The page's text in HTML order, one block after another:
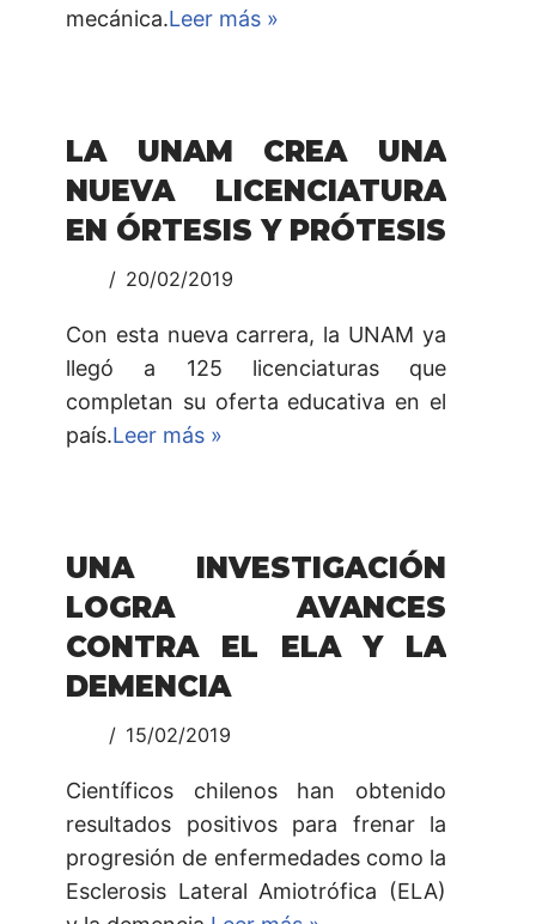
mecánica.Leer más »
LA UNAM CREA UNA
NUEVA LICENCIATURA
EN ÓRTESIS Y PRÓTESIS
20/02/2019
Con esta nueva carrera, la UNAM ya
llegó a 125 licenciaturas que
completan su oferta educativa en el
país.Leer más »
UNA INVESTIGACIÓN
LOGRA AVANCES
CONTRA EL ELA Y LA
DEMENCIA
15/02/2019
Científicos chilenos han obtenido
resultados positivos para frenar la
progresión de enfermedades como la
Esclerosis Lateral Amiotrófica (ELA)